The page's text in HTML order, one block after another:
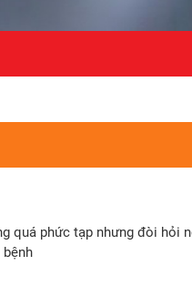
quá phức tạp nhưng đòi hỏi